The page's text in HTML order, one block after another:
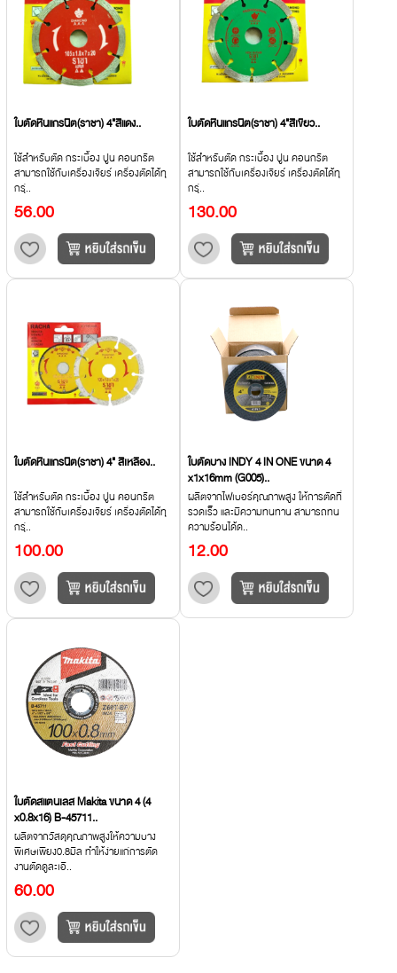
ใบตัดหินแกรนิต(ราชา) 4"สีแดง..
ใช้สำหรับตัด กระเบื้อง ปูน คอนกรีต
สามารถใช้กับเครื่องเจียร์ เครื่องตัดได้ทุ
กรุ่..
56.00
ใบตัดหินแกรนิต(ราชา) 4"สีเขียว..
ใช้สำหรับตัด กระเบื้อง ปูน คอนกรีต
สามารถใช้กับเครื่องเจียร์ เครื่องตัดได้ทุ
กรุ่..
130.00
ใบตัดหินแกรนิต(ราชา) 4" สีเหลือง..
ใช้สำหรับตัด กระเบื้อง ปูน คอนกรีต
สามารถใช้กับเครื่องเจียร์ เครื่องตัดได้ทุ
กรุ่..
100.00
ใบตัดบาง INDY 4 IN ONE ขนาด 4
x1x16mm (G005)..
ผลิตจากไฟเบอร์คุณภาพสูง ให้การตัดที่
รวดเร็ว และมีความทนทาน สามารถทน
ความร้อนได้ด..
12.00
ใบตัดสแตนเลส Makita ขนาด 4 (4
x0.8x16) B-45711..
ผลิตจากวัสดุคุณภาพสูงให้ความบาง
พิเศษเพียง0.8มิล ทำให้ง่ายแก่การตัด
งานตัดดูละเอี..
60.00